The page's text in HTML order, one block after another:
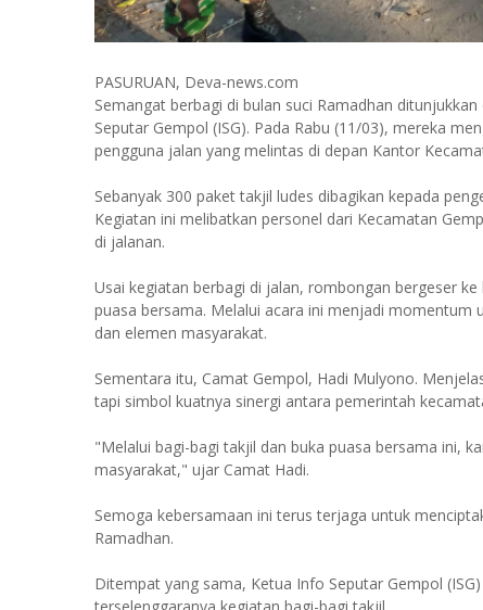
PASURUAN, Deva-news.com
Semangat berbagi di bulan suci Ramadhan
Seputar Gempol (ISG). Pada Rabu (11/03), mereka
pengguna jalan yang melintas di depan Kantor
Sebanyak 300 paket takjil ludes dibagikan kepada
Kegiatan ini melibatkan personel dari Kecamatan
di jalanan.
Usai kegiatan berbagi di jalan, rombongan bergeser
puasa bersama. Melalui acara ini menjadi
dan elemen masyarakat.
Sementara itu, Camat Gempol, Hadi Mulyono.
tapi simbol kuatnya sinergi antara pemerintah
"Melalui bagi-bagi takjil dan buka puasa bersama ini,
masyarakat," ujar Camat Hadi.
Semoga kebersamaan ini terus terjaga untuk
Ramadhan.
Ditempat yang sama, Ketua Info Seputar Gempol
terselenggaranya kegiatan bagi-bagi takjil.